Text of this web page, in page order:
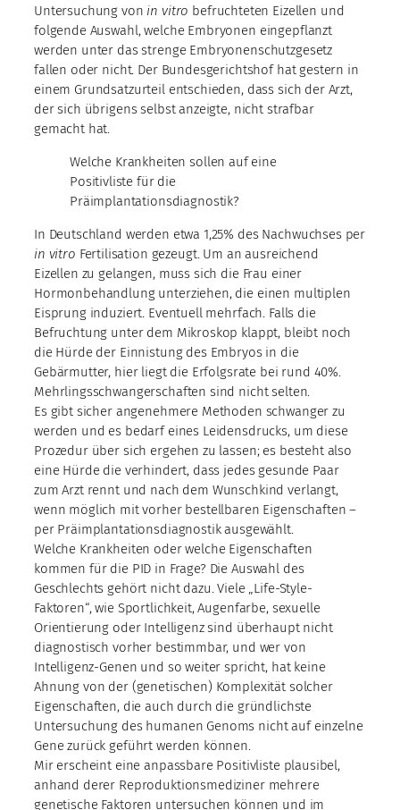
Untersuchung von in vitro befruchteten Eizellen und
folgende Auswahl, welche Embryonen eingepflanzt
werden unter das strenge Embryonenschutzgesetz
fallen oder nicht. Der Bundesgerichtshof hat gestern in
einem Grundsatzurteil entschieden, dass sich der Arzt,
der sich übrigens selbst anzeigte, nicht strafbar
gemacht hat.
Welche Krankheiten sollen auf eine
Positivliste für die
Präimplantationsdiagnostik?
In Deutschland werden etwa 1,25% des Nachwuchses per
in vitro Fertilisation gezeugt. Um an ausreichend
Eizellen zu gelangen, muss sich die Frau einer
Hormonbehandlung unterziehen, die einen multiplen
Eisprung induziert. Eventuell mehrfach. Falls die
Befruchtung unter dem Mikroskop klappt, bleibt noch
die Hürde der Einnistung des Embryos in die
Gebärmutter, hier liegt die Erfolgsrate bei rund 40%.
Mehrlingsschwangerschaften sind nicht selten.
Es gibt sicher angenehmere Methoden schwanger zu
werden und es bedarf eines Leidensdrucks, um diese
Prozedur über sich ergehen zu lassen; es besteht also
eine Hürde die verhindert, dass jedes gesunde Paar
zum Arzt rennt und nach dem Wunschkind verlangt,
wenn möglich mit vorher bestellbaren Eigenschaften –
per Präimplantationsdiagnostik ausgewählt.
Welche Krankheiten oder welche Eigenschaften
kommen für die PID in Frage? Die Auswahl des
Geschlechts gehört nicht dazu. Viele „Life-Style-
Faktoren“, wie Sportlichkeit, Augenfarbe, sexuelle
Orientierung oder Intelligenz sind überhaupt nicht
diagnostisch vorher bestimmbar, und wer von
Intelligenz-Genen und so weiter spricht, hat keine
Ahnung von der (genetischen) Komplexität solcher
Eigenschaften, die auch durch die gründlichste
Untersuchung des humanen Genoms nicht auf einzelne
Gene zurück geführt werden können.
Mir erscheint eine anpassbare Positivliste plausibel,
anhand derer Reproduktionsmediziner mehrere
genetische Faktoren untersuchen können und im